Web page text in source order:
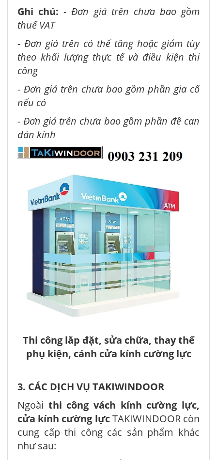
Ghi chú: - Đơn giá trên chưa bao gồm
thuế VAT
- Đơn giá trên có thể tăng hoặc giảm tùy
theo khối lượng thực tế và điều kiện thi
công
- Đơn giá trên chưa bao gồm phần gia cố
nếu có
- Đơn giá trên chưa bao gồm phần đề can
dán kính
Thi công lắp đặt, sửa chữa, thay thế
phụ kiện, cánh cửa kính cường lực
3. CÁC DỊCH VỤ TAKIWINDOOR
Ngoài thi công vách kính cường lực,
cửa kính cường lựcTAKIWINDOOR còn
cung cấp thi công các sản phẩm khác
như sau: